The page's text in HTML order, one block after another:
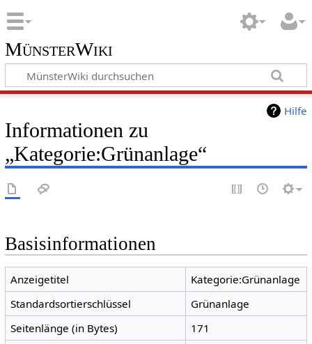
MünsterWiki
Hilfe
Informationen zu
„Kategorie:Grünanlage“
Basisinformationen
Anzeigetitel
Kategorie:Grünanlage
Standardsortierschlüssel
Grünanlage
Seitenlänge (in Bytes)
171